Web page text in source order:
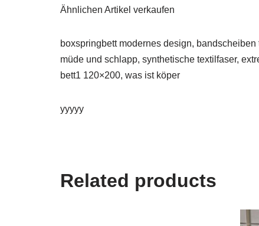
Ähnlichen Artikel verkaufen
boxspringbett modernes design,
müde und schlapp, synthetische textilfaser,
bett1 120×200, was ist köper
yyyyy
Related products